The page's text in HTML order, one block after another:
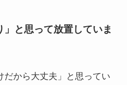
」と思って放置していま
だから大丈夫」と思ってい